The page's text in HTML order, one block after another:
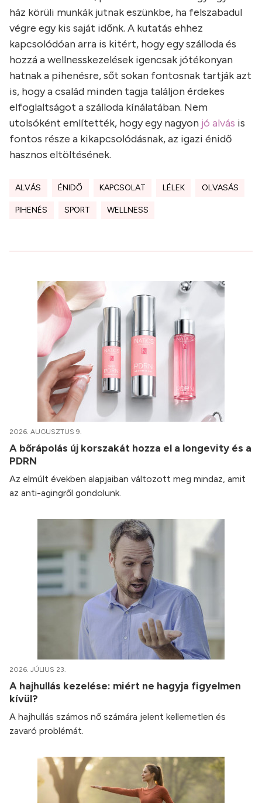
ház körüli munkák jutnak eszünkbe, ha felszabadul
végre egy kis saját időnk. A kutatás ehhez
kapcsolódóan arra is kitért, hogy egy szálloda és
hozzá a wellnesskezelések igencsak jótékonyan
hatnak a pihenésre, sőt sokan fontosnak tartják azt
is, hogy a család minden tagja találjon érdekes
elfoglaltságot a szálloda kínálatában. Nem
utolsóként említették, hogy egy nagyon jó alvás is
fontos része a kikapcsolódásnak, az igazi énidő
hasznos eltöltésének.
ALVÁS ÉNIDŐ KAPCSOLAT LÉLEK OLVASÁS
PIHENÉS SPORT WELLNESS
2026. AUGUSZTUS 9.
A bőrápolás új korszakát hozza el a longevity és a
PDRN
Az elmúlt években alapjaiban változott meg mindaz, amit
az anti-agingről gondolunk.
2026. JÚLIUS 23.
A hajhullás kezelése: miért ne hagyja figyelmen
kívül?
A hajhullás számos nő számára jelent kellemetlen és
zavaró problémát.